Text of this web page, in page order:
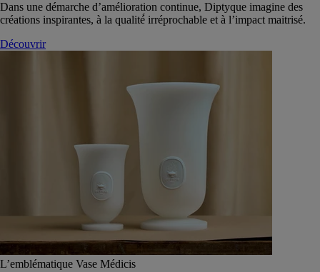
Dans une démarche d’amélioration continue, Diptyque imagine des
créations inspirantes, à la qualité́ irréprochable et à l’impact maitrisé.
Découvrir
L’emblématique Vase Médicis